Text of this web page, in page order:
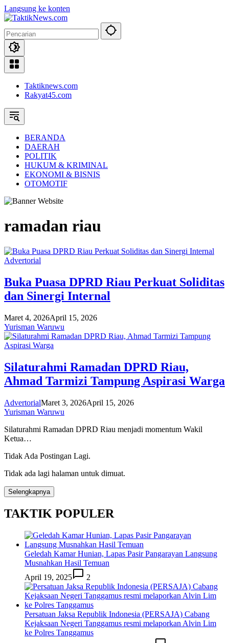
Langsung ke konten
Taktiknews.com
Rakyat45.com
BERANDA
DAERAH
POLITIK
HUKUM & KRIMINAL
EKONOMI & BISNIS
OTOMOTIF
ramadan riau
Advertorial
Buka Puasa DPRD Riau Perkuat Soliditas
dan Sinergi Internal
Maret 4, 2026April 15, 2026
Yurisman Waruwu
Silaturahmi Ramadan DPRD Riau,
Ahmad Tarmizi Tampung Aspirasi Warga
AdvertorialMaret 3, 2026April 15, 2026
Yurisman Waruwu
Silaturahmi Ramadan DPRD Riau menjadi momentum Wakil
Ketua…
Tidak Ada Postingan Lagi.
Tidak ada lagi halaman untuk dimuat.
Selengkapnya
TAKTIK POPULER
Geledah Kamar Hunian, Lapas Pasir Pangarayan Langsung
Musnahkan Hasil Temuan
April 19, 2025
2
Persatuan Jaksa Republik Indonesia (PERSAJA) Cabang
Kejaksaan Negeri Tanggamus resmi melaporkan Alvin Lim
ke Polres Tanggamus